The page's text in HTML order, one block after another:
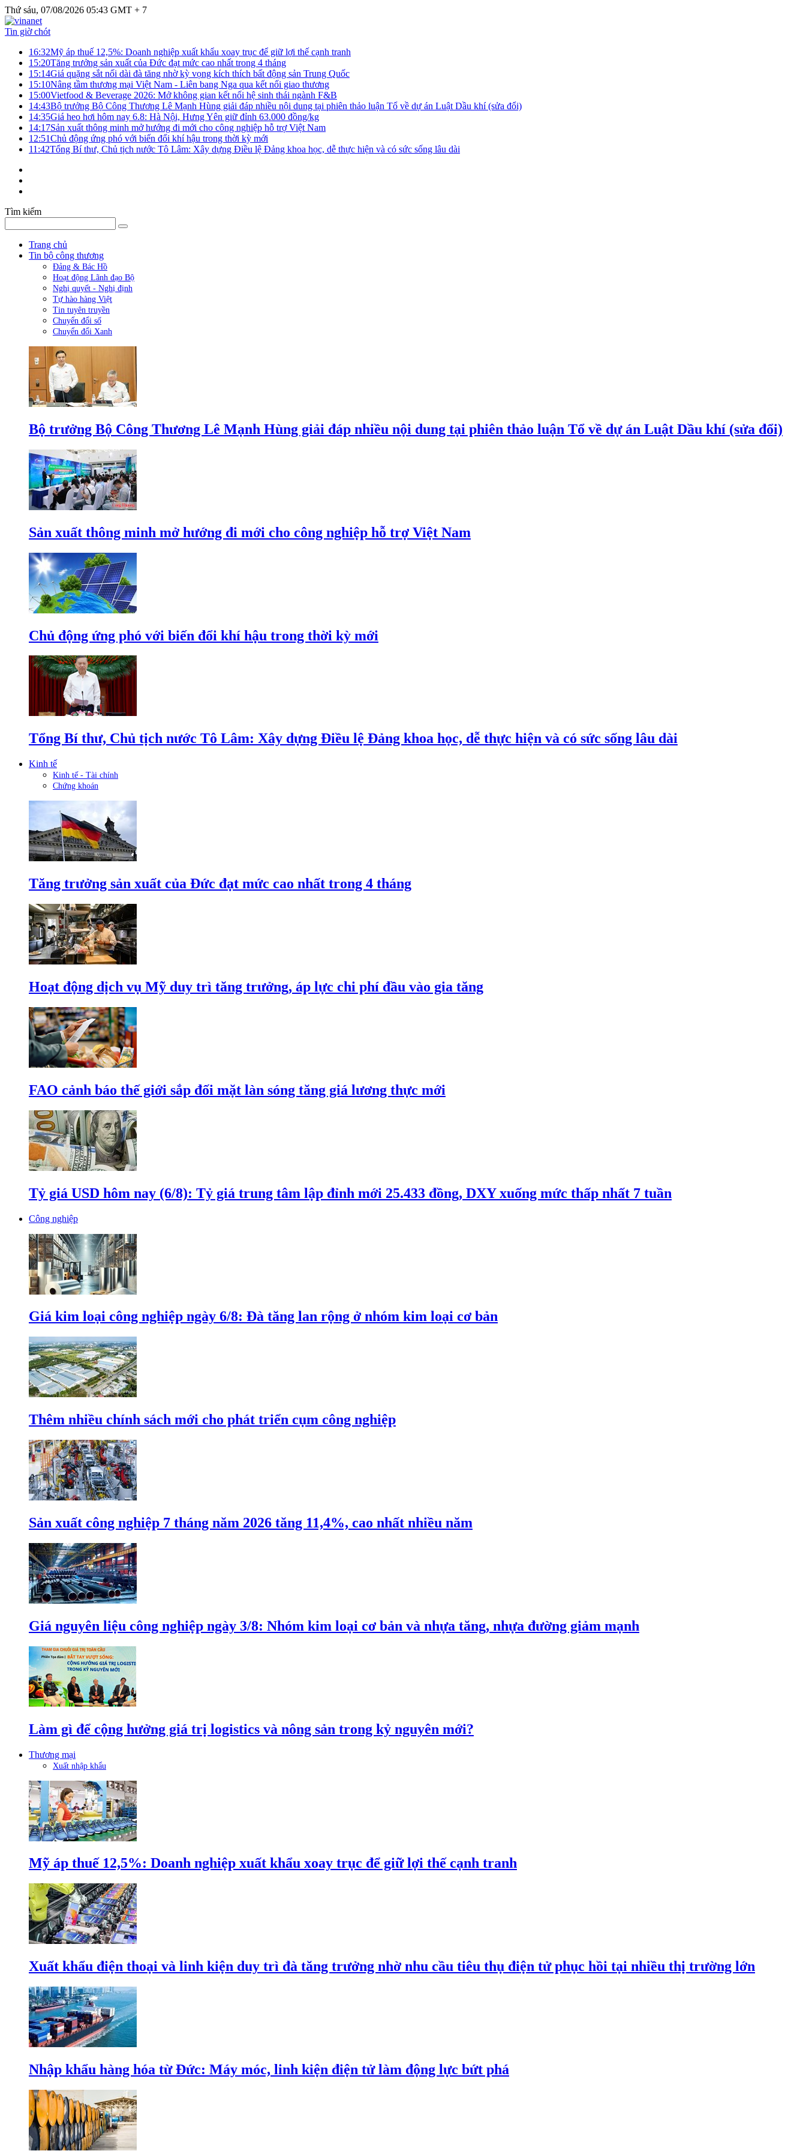
Thứ sáu, 07/08/2026 05:43 GMT + 7
Tin giờ chót
16:32Mỹ áp thuế 12,5%: Doanh nghiệp xuất khẩu xoay trục để giữ lợi thế cạnh tranh
15:20Tăng trưởng sản xuất của Đức đạt mức cao nhất trong 4 tháng
15:14Giá quặng sắt nối dài đà tăng nhờ kỳ vọng kích thích bất động sản Trung Quốc
15:10Nâng tầm thương mại Việt Nam - Liên bang Nga qua kết nối giao thương
15:00Vietfood & Beverage 2026: Mở không gian kết nối hệ sinh thái ngành F&B
14:43Bộ trưởng Bộ Công Thương Lê Mạnh Hùng giải đáp nhiều nội dung tại phiên thảo luận Tổ về dự án Luật Dầu khí (sửa đổi)
14:35Giá heo hơi hôm nay 6.8: Hà Nội, Hưng Yên giữ đỉnh 63.000 đồng/kg
14:17Sản xuất thông minh mở hướng đi mới cho công nghiệp hỗ trợ Việt Nam
12:51Chủ động ứng phó với biến đổi khí hậu trong thời kỳ mới
11:42Tổng Bí thư, Chủ tịch nước Tô Lâm: Xây dựng Điều lệ Đảng khoa học, dễ thực hiện và có sức sống lâu dài
Tìm kiếm
Trang chủ
Tin bộ công thương
Đảng & Bác Hồ
Hoạt động Lãnh đạo Bộ
Nghị quyết - Nghị định
Tự hào hàng Việt
Tin tuyên truyền
Chuyển đổi số
Chuyển đổi Xanh
Bộ trưởng Bộ Công Thương Lê Mạnh Hùng giải đáp nhiều nội dung tại phiên thảo luận Tổ về dự án Luật Dầu khí (sửa đổi)
Sản xuất thông minh mở hướng đi mới cho công nghiệp hỗ trợ Việt Nam
Chủ động ứng phó với biến đổi khí hậu trong thời kỳ mới
Tổng Bí thư, Chủ tịch nước Tô Lâm: Xây dựng Điều lệ Đảng khoa học, dễ thực hiện và có sức sống lâu dài
Kinh tế
Kinh tế - Tài chính
Chứng khoán
Tăng trưởng sản xuất của Đức đạt mức cao nhất trong 4 tháng
Hoạt động dịch vụ Mỹ duy trì tăng trưởng, áp lực chi phí đầu vào gia tăng
FAO cảnh báo thế giới sắp đối mặt làn sóng tăng giá lương thực mới
Tỷ giá USD hôm nay (6/8): Tỷ giá trung tâm lập đỉnh mới 25.433 đồng, DXY xuống mức thấp nhất 7 tuần
Công nghiệp
Giá kim loại công nghiệp ngày 6/8: Đà tăng lan rộng ở nhóm kim loại cơ bản
Thêm nhiều chính sách mới cho phát triển cụm công nghiệp
Sản xuất công nghiệp 7 tháng năm 2026 tăng 11,4%, cao nhất nhiều năm
Giá nguyên liệu công nghiệp ngày 3/8: Nhóm kim loại cơ bản và nhựa tăng, nhựa đường giảm mạnh
Làm gì để cộng hưởng giá trị logistics và nông sản trong kỷ nguyên mới?
Thương mại
Xuất nhập khẩu
Mỹ áp thuế 12,5%: Doanh nghiệp xuất khẩu xoay trục để giữ lợi thế cạnh tranh
Xuất khẩu điện thoại và linh kiện duy trì đà tăng trưởng nhờ nhu cầu tiêu thụ điện tử phục hồi tại nhiều thị trường lớn
Nhập khẩu hàng hóa từ Đức: Máy móc, linh kiện điện tử làm động lực bứt phá